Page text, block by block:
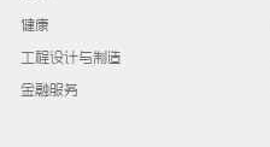
健康
工程设计与制造
金融服务